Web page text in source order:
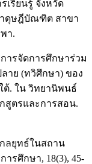
เรียนรู้ จังหวัด
ดุษฎีบัณฑิต สาขา
า.
ารจัดการศึกษาร่วม
าย (ทวิศึกษา) ของ
ต้. ใน วิทยานิพนธ์
ตรและการสอน.
กลยุทธ์ในสถาน
รศึกษา, 18(3), 45-